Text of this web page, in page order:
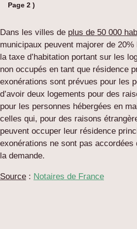
Page 2 )
Dans les villes de plus de 50 000
municipaux peuvent majorer de 20%
la taxe d’habitation portant sur les
non occupés en tant que résidence
exonérations sont prévues pour les
d’avoir deux logements pour des
pour les personnes hébergées en
celles qui, pour des raisons
peuvent occuper leur résidence
exonérations ne sont pas accordées
la demande.
Source : Notaires de France